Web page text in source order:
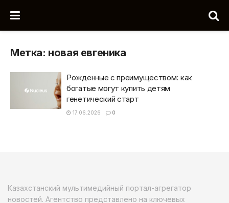
Метка: новая евгеника
Рожденные с преимуществом: как
богатые могут купить детям
генетический старт
17.06.2026 0
Казахстанский мультимедийный портал-агрегатор
новостей. Агентство представлено на ключевых